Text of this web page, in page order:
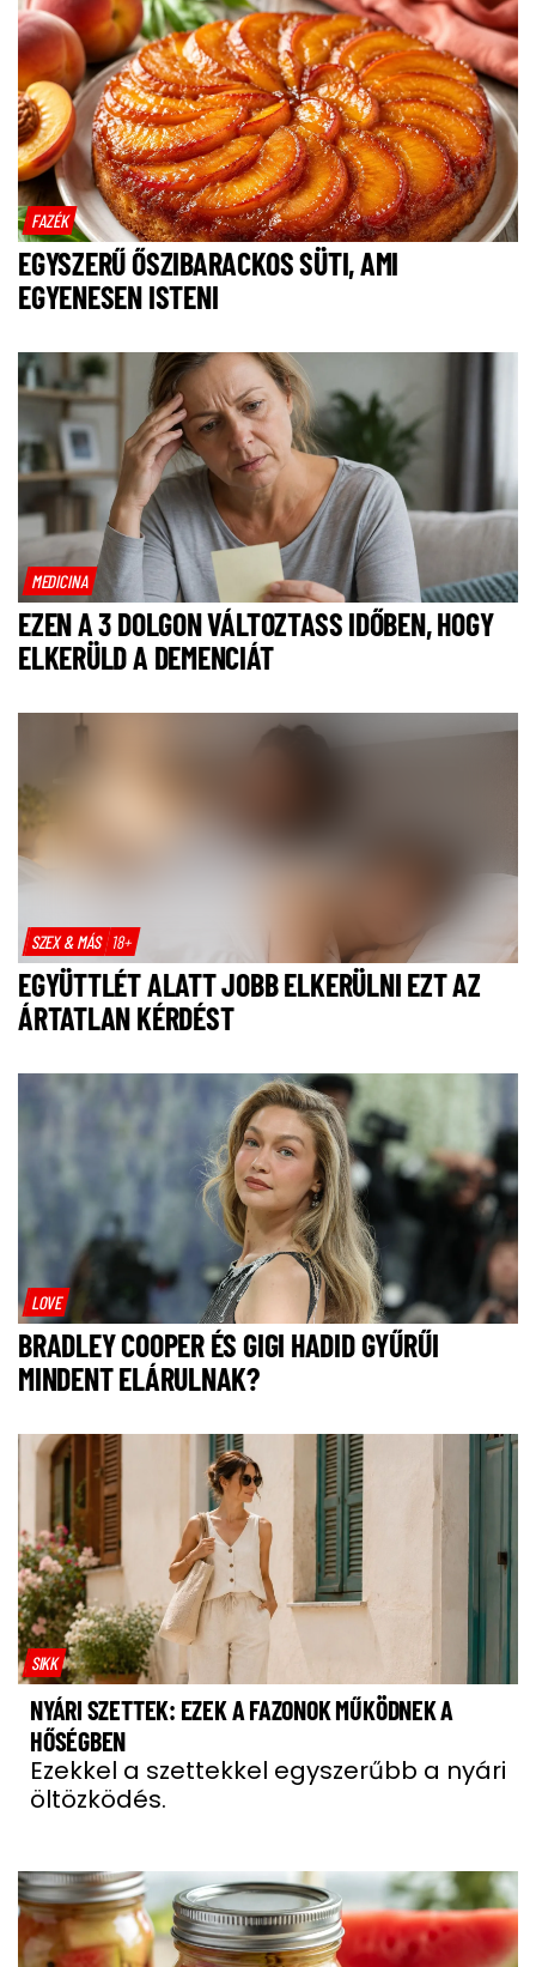
FAZÉK
EGYSZERŰ ŐSZIBARACKOS SÜTI, AMI
EGYENESEN ISTENI
MEDICINA
EZEN A 3 DOLGON VÁLTOZTASS IDŐBEN, HOGY
ELKERÜLD A DEMENCIÁT
SZEX & MÁS 18+
EGYÜTTLÉT ALATT JOBB ELKERÜLNI EZT AZ
ÁRTATLAN KÉRDÉST
LOVE
BRADLEY COOPER ÉS GIGI HADID GYŰRŰI
MINDENT ELÁRULNAK?
SIKK
NYÁRI SZETTEK: EZEK A FAZONOK MŰKÖDNEK A
HŐSÉGBEN
Ezekkel a szettekkel egyszerűbb a nyári
öltözködés.